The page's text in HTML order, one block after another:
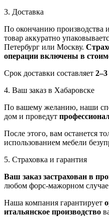
3. Доставка
По окончанию производства
товар аккуратно
Петербург или Москву.
операции включены в
Срок доставки составляет
4. Ваш заказ в Хабаровске
По вашему желанию, наши
дом и проведут
После этого, вам останется
использованием мебели
5. Страховка и гарантия
Ваш заказ застрахован в
любом форс-мажорном случае
Наша компания гарантирует
итальянское производство